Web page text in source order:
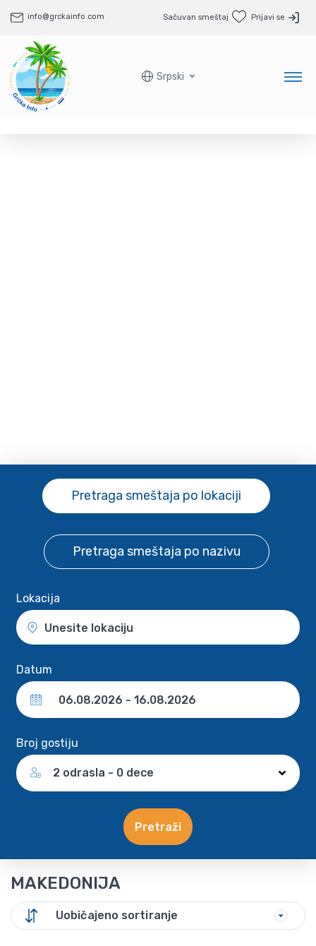
info@grckainfo.com Sačuvan smeštaj Prijavi se
Srpski
Pretraga smeštaja po lokaciji
Pretraga smeštaja po nazivu
Lokacija
Unesite lokaciju
Datum
Broj gostiju
2 odrasla - 0 dece
Pretraži
MAKEDONIJA
Uobičajeno sortiranje